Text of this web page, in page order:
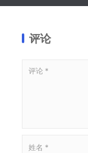
评论